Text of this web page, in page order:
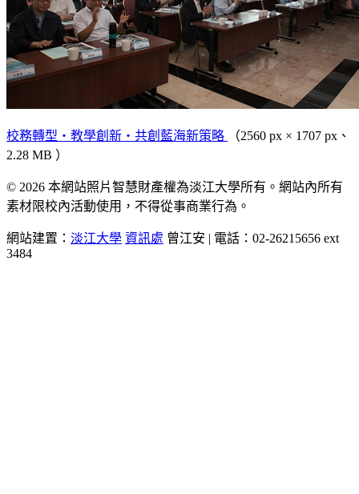
校務轉型‧教學創新‧共創藍海新策略
（2560 px × 1707 px、
2.28 MB ）
© 2026 本網站照片智慧財產權為淡江大學所有。網站內所有
素材限校內活動使用，不得從事商業行為。
網站建置： 淡江大學 資訊處 曾江安 | 電話：02-26215656 ext
3484